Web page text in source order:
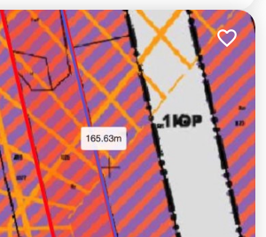
Dodaj